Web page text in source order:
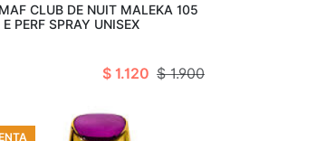
CLUB DE NUIT MALEKA 105
PERF SPRAY UNISEX
$ 1.120 $ 1.900